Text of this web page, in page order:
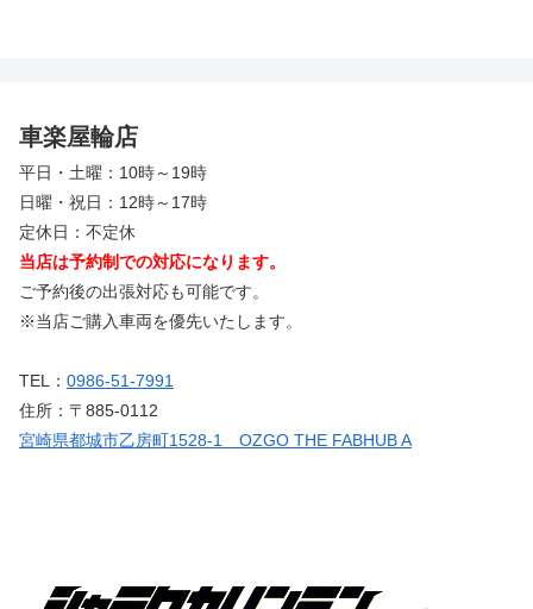
車楽屋輪店
平日・土曜：10時～19時
日曜・祝日：12時～17時
定休日：不定休
当店は予約制での対応になります。
ご予約後の出張対応も可能です。
※当店ご購入車両を優先いたします。
TEL： 0986-51-7991
住所：〒885-0112
宮崎県都城市乙房町1528-1 OZGO THE FABHUB A